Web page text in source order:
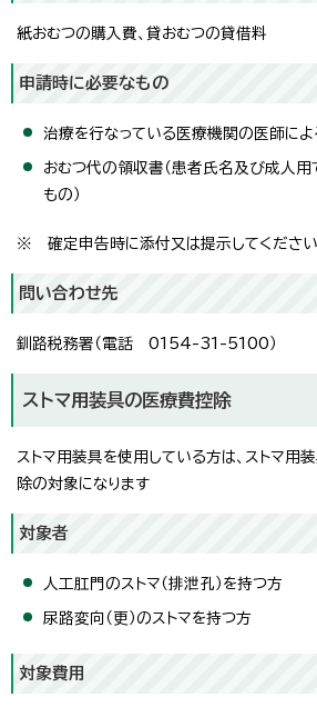
紙おむつの購入費、貸おむつの貸借料
申請時に必要なもの
治療を行なっている医療機関の医師によ
おむつ代の領収書（患者氏名及び成人用
もの）
※ 確定申告時に添付又は提示してください
問い合わせ先
釧路税務署（電話 0154-31-5100）
ストマ用装具の医療費控除
ストマ用装具を使用している方は、ストマ用
除の対象になります
対象者
人工肛門のストマ（排泄孔）を持つ方
尿路変向（更）のストマを持つ方
対象費用